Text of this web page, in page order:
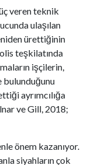
veren teknik
ulaşılan
ürettiğinin
teşkilatında
işçilerin,
bulunduğunu
ayrımcılığa
ve Gill, 2018;
önem kazanıyor.
siyahların çok